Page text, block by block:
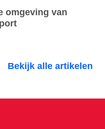
omgeving van
Bekijk alle artikelen